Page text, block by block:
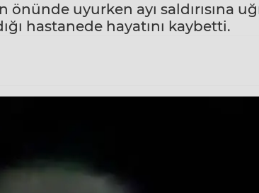
önünde uyurken ayı saldırısına
hastanede hayatını kaybetti.